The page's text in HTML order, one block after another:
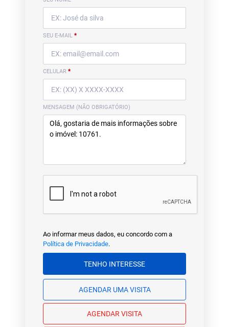
SEU E-MAIL *
CELULAR *
MENSAGEM (NÃO OBRIGATÓRIO)
Ao informar meus dados, eu concordo com a
Política de Privacidade.
TENHO INTERESSE
AGENDAR UMA VISITA
AGENDAR VISITA